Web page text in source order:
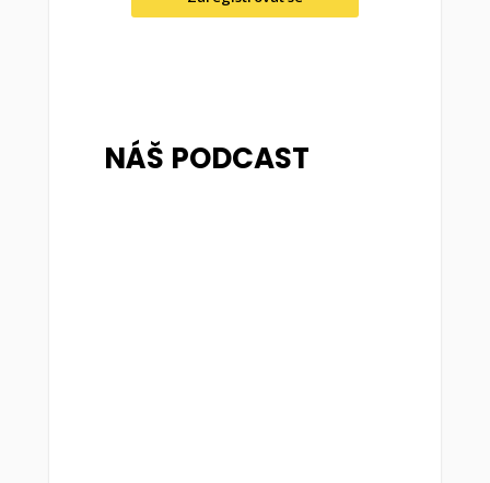
NÁŠ PODCAST